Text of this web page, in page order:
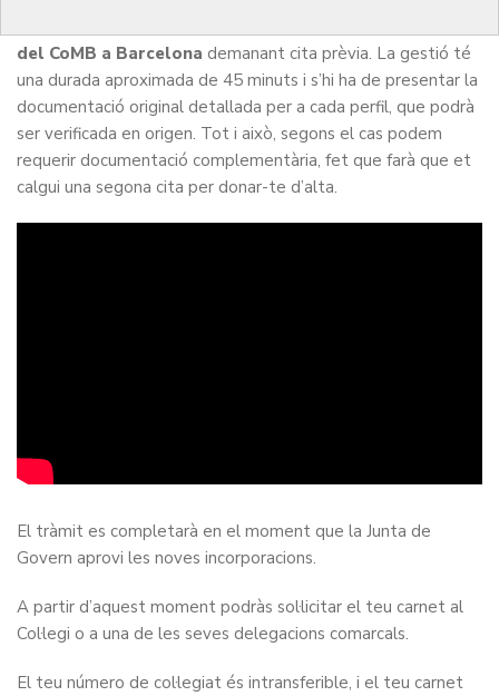
del CoMB a Barcelona demanant cita prèvia. La gestió té
una durada aproximada de 45 minuts i s’hi ha de presentar la
documentació original detallada per a cada perfil, que podrà
ser verificada en origen. Tot i això, segons el cas podem
requerir documentació complementària, fet que farà que et
calgui una segona cita per donar-te d’alta.
El tràmit es completarà en el moment que la Junta de
Govern aprovi les noves incorporacions.
A partir d’aquest moment podràs sol·licitar el teu carnet al
Col·legi o a una de les seves delegacions comarcals.
El teu número de col·legiat és intransferible, i el teu carnet